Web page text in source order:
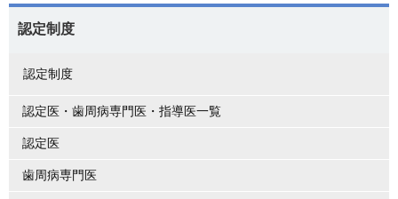
認定制度
認定制度
認定医・歯周病専門医・指導医一覧
認定医
歯周病専門医